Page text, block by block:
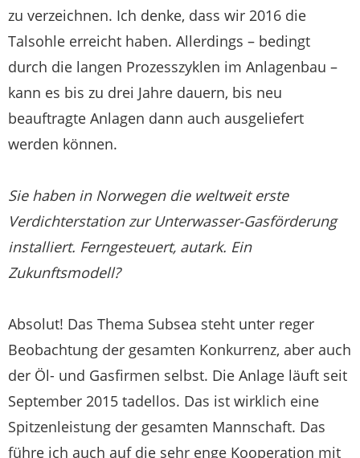
zu verzeichnen. Ich denke, dass wir 2016 die
Talsohle erreicht haben. Allerdings – bedingt
durch die langen Prozesszyklen im Anlagenbau –
kann es bis zu drei Jahre dauern, bis neu
beauftragte Anlagen dann auch ausgeliefert
werden können.
Sie haben in Norwegen die weltweit erste
Verdichterstation zur Unterwasser-Gasförderung
installiert. Ferngesteuert, autark. Ein
Zukunftsmodell?
Absolut! Das Thema Subsea steht unter reger
Beobachtung der gesamten Konkurrenz, aber auch
der Öl- und Gasfirmen selbst. Die Anlage läuft seit
September 2015 tadellos. Das ist wirklich eine
Spitzenleistung der gesamten Mannschaft. Das
führe ich auch auf die sehr enge Kooperation mit